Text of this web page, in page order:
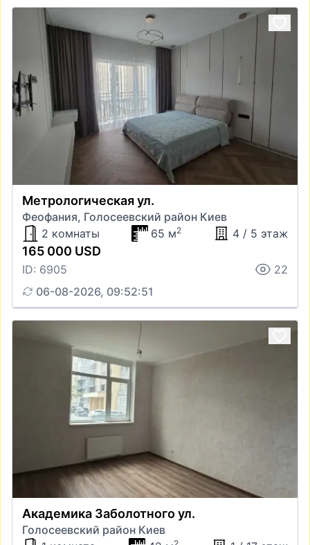
Метрологическая ул.
Феофания, Голосеевский район Киев
2 комнаты
65 м2 4 / 5 этаж
165 000 USD
ID: 6905
22
06-08-2026, 09:52:51
Академика Заболотного ул.
Голосеевский район Киев